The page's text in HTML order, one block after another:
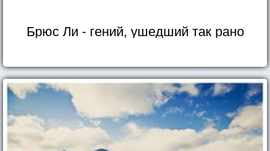
Брюс Ли - гений, ушедший так рано